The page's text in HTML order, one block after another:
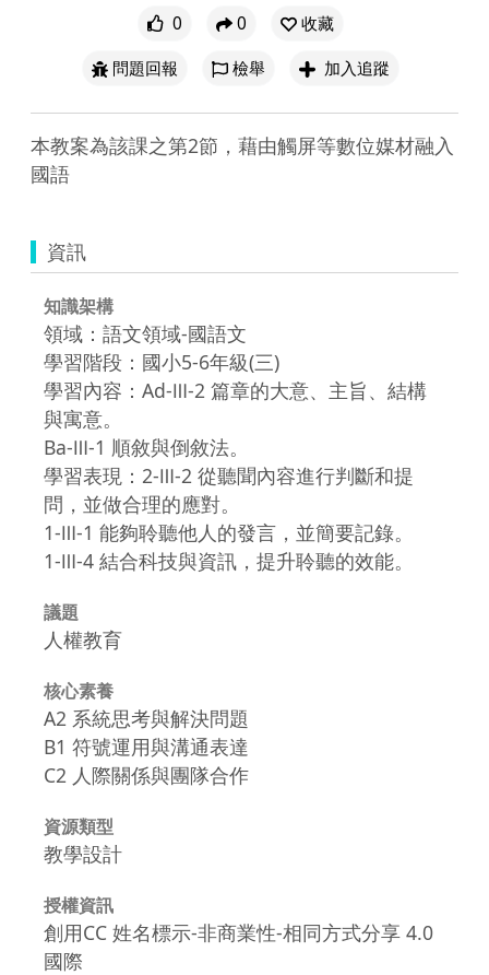
0 0
收藏
問題回報
檢舉 加入追蹤
本教案為該課之第2節，藉由觸屏等數位媒材融入
國語
資訊
知識架構
領域：語文領域-國語文
學習階段：國小5-6年級(三)
學習內容：Ad-Ⅲ-2 篇章的大意、主旨、結構
與寓意。
Ba-Ⅲ-1 順敘與倒敘法。
學習表現：2-Ⅲ-2 從聽聞內容進行判斷和提
問，並做合理的應對。
1-Ⅲ-1 能夠聆聽他人的發言，並簡要記錄。
1-Ⅲ-4 結合科技與資訊，提升聆聽的效能。
議題
人權教育
核心素養
A2 系統思考與解決問題
B1 符號運用與溝通表達
C2 人際關係與團隊合作
資源類型
教學設計
授權資訊
創用CC 姓名標示-非商業性-相同方式分享 4.0
國際